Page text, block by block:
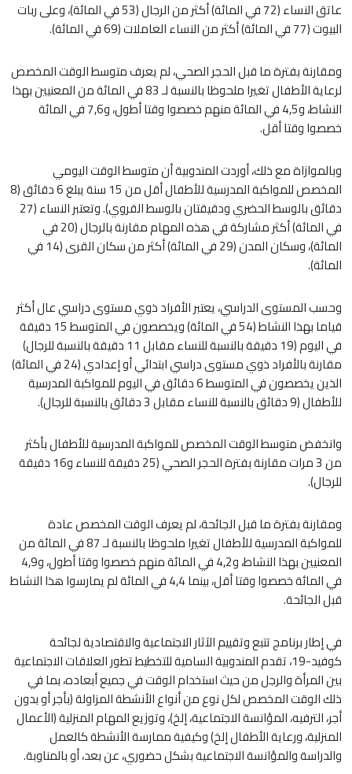
عاتق النساء (72 في المائة) أكثر من الرجال (53 في المائة)، وعلى ربات
البيوت (77 في المائة) أكثر من النساء العاملات (69 في المائة).
ومقارنة بفترة ما قبل الحجر الصحي، لم يعرف متوسط الوقت المخصص
لرعاية الأطفال تغيرا ملحوظا بالنسبة لـ 83 في المائة من المعنيين بهذا
النشاط، و4,5 في المائة منهم خصصوا وقتا أطول، و7,6 في المائة
خصصوا وقتا أقل.
وبالموازاة مع ذلك، أوردت المندوبية أن متوسط الوقت اليومي
المخصص للمواكبة المدرسية للأطفال أقل من 15 سنة يبلغ 6 دقائق (8
دقائق بالوسط الحضري ودقيقتان بالوسط القروي). وتعتبر النساء (27
في المائة) أكثر مشاركة في هذه المهام مقارنة بالرجال (20 في
المائة)، وسكان المدن (29 في المائة) أكثر من سكان القرى (14 في
المائة).
وحسب المستوى الدراسي، يعتبر الأفراد ذوي مستوى دراسي عال أكثر
قياما بهذا النشاط (54 في المائة) ويخصصون في المتوسط 15 دقيقة
في اليوم (19 دقيقة بالنسبة للنساء مقابل 11 دقيقة بالنسبة للرجال)
مقارنة بالأفراد ذوي مستوى دراسي ابتدائي أو إعدادي (24 في المائة)
الذين يخصصون في المتوسط 6 دقائق في اليوم للمواكبة المدرسية
للأطفال (9 دقائق بالنسبة للنساء مقابل 3 دقائق بالنسبة للرجال).
وانخفض متوسط الوقت المخصص للمواكبة المدرسية للأطفال بأكثر
من 3 مرات مقارنة بفترة الحجر الصحي (25 دقيقة للنساء و16 دقيقة
للرجال).
ومقارنة بفترة ما قبل الجائحة، لم يعرف الوقت المخصص عادة
للمواكبة المدرسية للأطفال تغيرا ملحوظا بالنسبة لـ 87 في المائة من
المعنيين بهذا النشاط، و4,2 في المائة منهم خصصوا وقتا أطول، و4,9
في المائة خصصوا وقتا أقل، بينما 4,4 في المائة لم يمارسوا هذا النشاط
قبل الجائحة.
في إطار برنامج تتبع وتقييم الآثار الاجتماعية والاقتصادية لجائحة
كوفيد-19، تقدم المندوبية السامية للتخطيط تطور العلاقات الاجتماعية
بين المرأة والرجل من حيث استخدام الوقت في جميع أبعاده، بما في
ذلك الوقت المخصص لكل نوع من أنواع الأنشطة المزاولة (بأجر أو بدون
أجر، الترفيه، المؤانسة الاجتماعية، إلخ)، وتوزيع المهام المنزلية (الأعمال
المنزلية، ورعاية الأطفال إلخ) وكيفية ممارسة الأنشطة كالعمل
والدراسة والمؤانسة الاجتماعية بشكل حضوري، عن بعد، أو بالمناوبة.